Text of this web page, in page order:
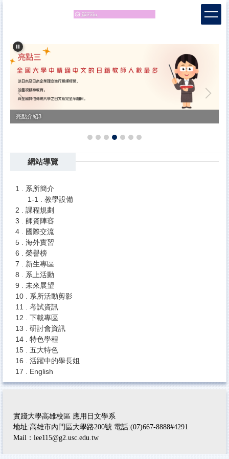
容
亮點介紹3
網站導覽
1 . 系所簡介
1-1 . 教學設備
2 . 課程規劃
3 . 師資陣容
4 . 國際交流
5 . 海外實習
6 . 榮譽榜
7 . 新生專區
8 . 系上活動
9 . 未來展望
10 . 系所活動剪影
11 . 考試資訊
12 . 下載專區
13 . 研討會資訊
14 . 特色學程
15 . 五大特色
16 . 活躍中的學長姐
17 . English
實踐大學高雄校區 應用日文學系
地址:高雄市內門區大學路200號 電話:(07)667-8888#4291
Mail：lee115@g2.usc.edu.tw